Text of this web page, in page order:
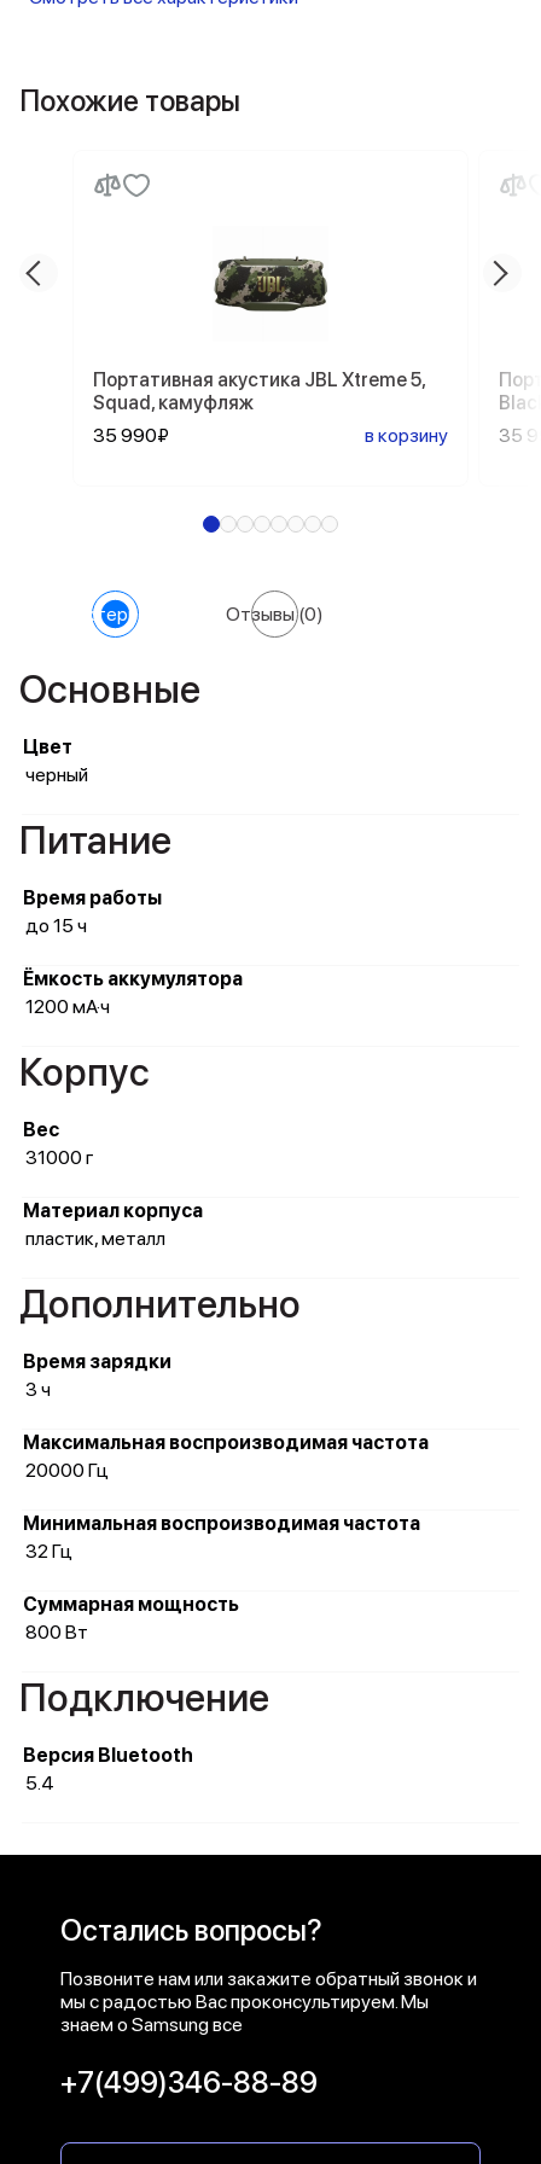
Похожие товары
Портативная акустика JBL Xtreme 5,
Squad, камуфляж
35 990₽
в корзину
35
Характеристики Отзывы(0)
Основные
Цвет
черный
Питание
Время работы
до 15 ч
Ёмкость аккумулятора
1200 мА·ч
Корпус
Вес
31000 г
Материал корпуса
пластик, металл
Дополнительно
Время зарядки
3 ч
Максимальная воспроизводимая частота
20000 Гц
Минимальная воспроизводимая частота
32 Гц
Суммарная мощность
800 Вт
Подключение
Версия Bluetooth
5.4
Остались вопросы?
Позвоните нам или закажите обратный звонок и
мы с радостью Вас проконсультируем. Мы
знаем о Samsung все
+7(499)346-88-89